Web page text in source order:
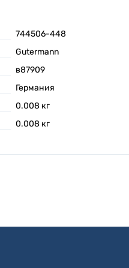
744506-448
Gutermann
в87909
Германия
0.008 кг
0.008 кг